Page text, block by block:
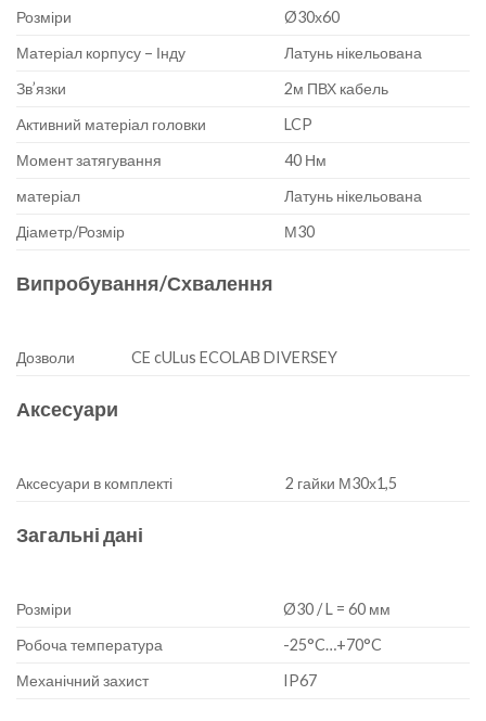
Розміри
Ø30х60
Матеріал корпусу – Інду
Латунь нікельована
Зв’язки
2м ПВХ кабель
Активний матеріал головки
LCP
Момент затягування
40 Нм
матеріал
Латунь нікельована
Діаметр/Розмір
М30
Випробування/Схвалення
Дозволи CE cULus ECOLAB DIVERSEY
Аксесуари
Аксесуари в комплекті 2 гайки М30х1,5
Загальні дані
Розміри
Ø30 / L = 60 мм
Робоча температура
-25°C…+70°C
Механічний захист
IP67